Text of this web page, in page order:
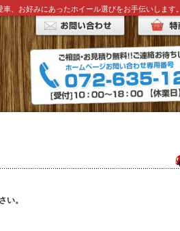
、お好みにあったホイール選びをお手伝いします。
い。